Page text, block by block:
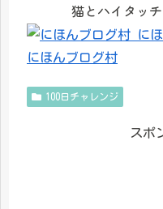
猫とハイタッ
にほんブログ村
100日チャレンジ
スポ